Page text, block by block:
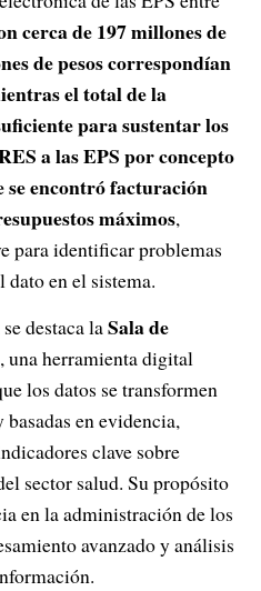
cerca de 197 millones de
de pesos correspondían
el total de la
para sustentar los
a las EPS por concepto
se encontró facturación
máximos,
para identificar problemas
en el sistema.
destaca laSala de
una herramienta digital
los datos se transformen
en evidencia,
clave sobre
sector salud. Su propósito
en la administración de los
avanzado y análisis